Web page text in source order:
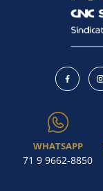
WHATSAPP
71 9 9662-8850